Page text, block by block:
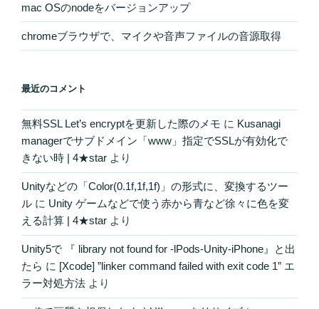
mac OSのnodeをバージョンアップ
chromeブラウザで、マイクや音声ファイルの音源取得
最近のコメント
無料SSL Let’s encryptを更新した際のメモ に Kusanagi
managerでサブドメイン「www」指定でSSLが有効化で
きない時 | 4★star より
Unityなどの「Color(0.1f,1f,1f)」の形式に、変換するツー
ル に Unity ゲームなどで使う赤から青など徐々に色を変
える計算 | 4★star より
Unity5で 『 library not found for -lPods-Unity-iPhone』と出
たら に [Xcode] ”linker command failed with exit code 1” エ
ラー対処方法 より